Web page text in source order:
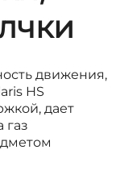
движения,
HS
дает
газ